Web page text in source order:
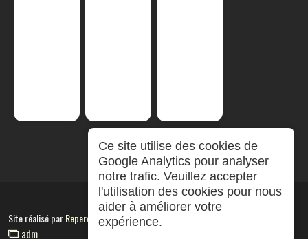
Site réalisé parRepereCom
adm
Ce site utilise des cookies de
Google Analytics pour analyser
notre trafic. Veuillez accepter
l'utilisation des cookies pour nous
aider à améliorer votre
expérience.